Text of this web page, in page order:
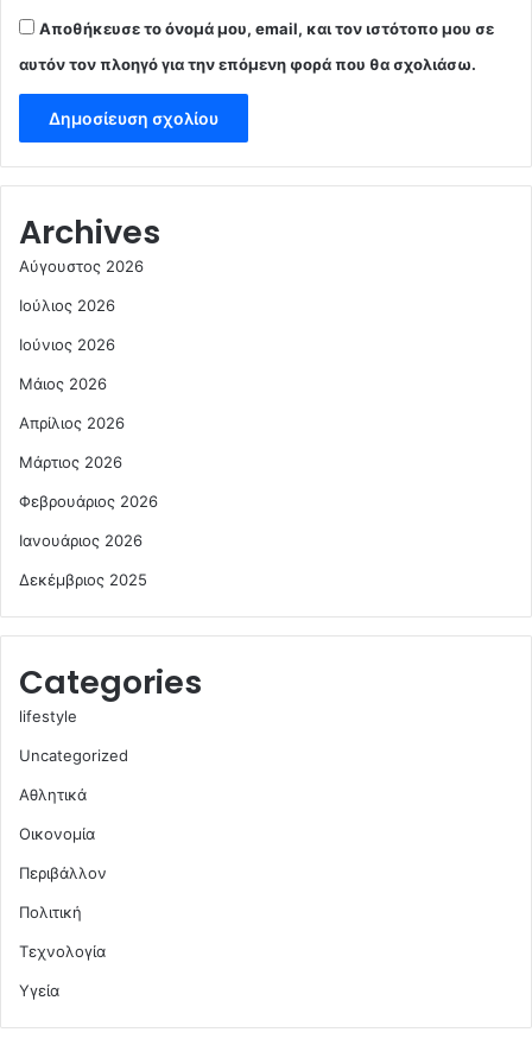
Αποθήκευσε το όνομά μου, email, και τον ιστότοπο μου σε
αυτόν τον πλοηγό για την επόμενη φορά που θα σχολιάσω.
Archives
Αύγουστος 2026
Ιούλιος 2026
Ιούνιος 2026
Μάιος 2026
Απρίλιος 2026
Μάρτιος 2026
Φεβρουάριος 2026
Ιανουάριος 2026
Δεκέμβριος 2025
Categories
lifestyle
Uncategorized
Αθλητικά
Οικονομία
Περιβάλλον
Πολιτική
Τεχνολογία
Υγεία